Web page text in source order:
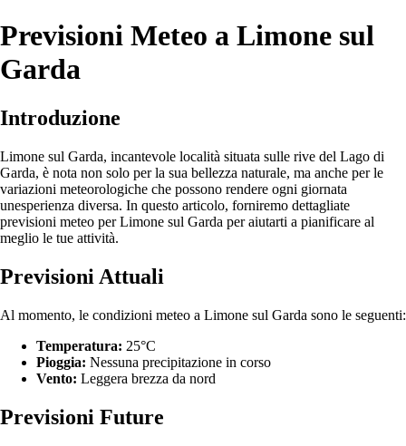
Previsioni Meteo a Limone sul
Garda
Introduzione
Limone sul Garda, incantevole località situata sulle rive del Lago di
Garda, è nota non solo per la sua bellezza naturale, ma anche per le
variazioni meteorologiche che possono rendere ogni giornata
unesperienza diversa. In questo articolo, forniremo dettagliate
previsioni meteo per Limone sul Garda per aiutarti a pianificare al
meglio le tue attività.
Previsioni Attuali
Al momento, le condizioni meteo a Limone sul Garda sono le seguenti:
Temperatura: 25°C
Pioggia: Nessuna precipitazione in corso
Vento: Leggera brezza da nord
Previsioni Future